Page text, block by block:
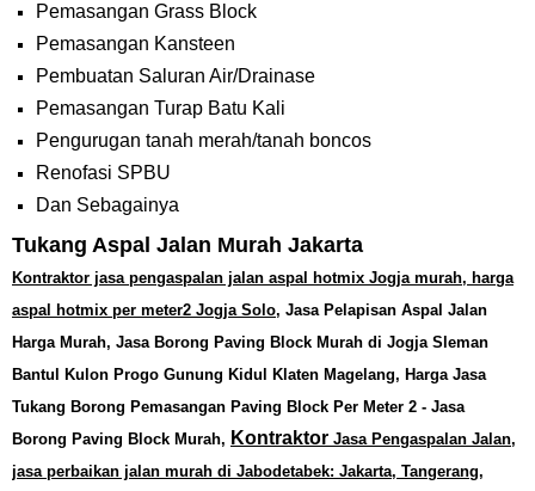
Pemasangan Grass Block
Pemasangan Kansteen
Pembuatan Saluran Air/Drainase
Pemasangan Turap Batu Kali
Pengurugan tanah merah/tanah boncos
Renofasi SPBU
Dan Sebagainya
Tukang Aspal Jalan Murah Jakarta
Kontraktor jasa pengaspalan jalan aspal hotmix Jogja murah, harga
aspal hotmix per meter2 Jogja Solo, Jasa Pelapisan Aspal Jalan
Harga Murah, Jasa Borong Paving Block Murah di Jogja Sleman
Bantul Kulon Progo Gunung Kidul Klaten Magelang, Harga Jasa
Tukang Borong Pemasangan Paving Block Per Meter 2 - Jasa
Borong Paving Block Murah, Kontraktor Jasa Pengaspalan Jalan,
jasa perbaikan jalan murah di Jabodetabek: Jakarta, Tangerang,